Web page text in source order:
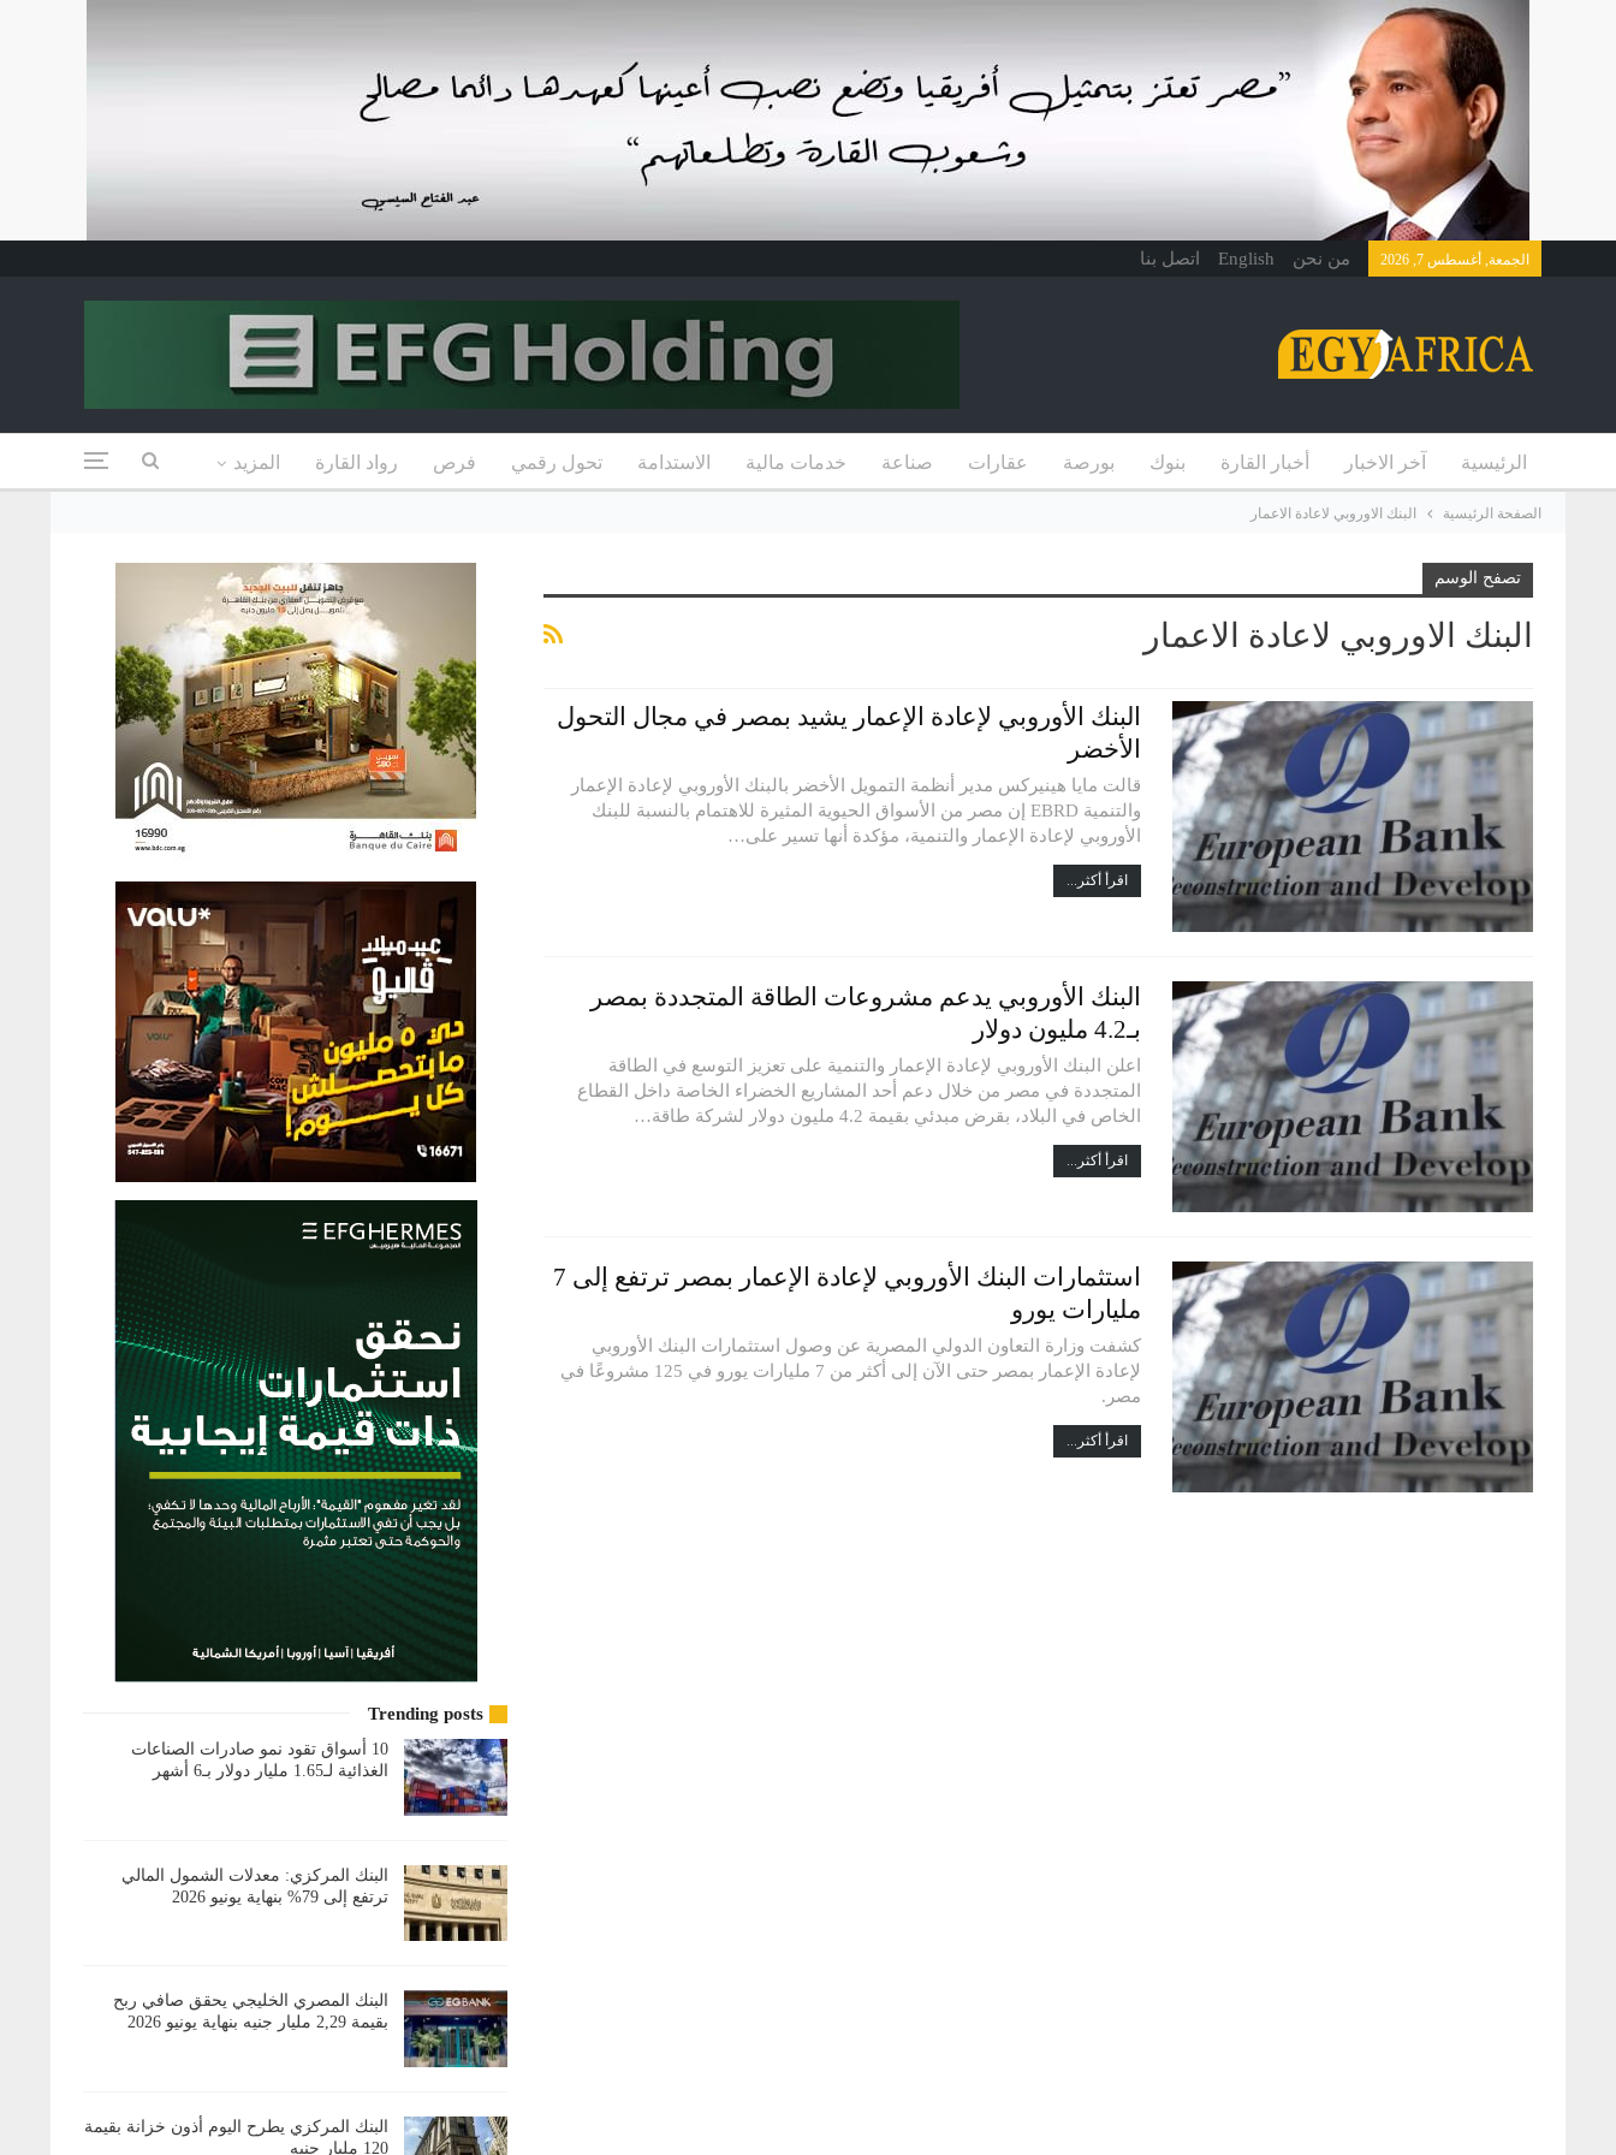
الجمعة, أغسطس 7, 2026 من نحن English اتصل بنا
الرئيسية آخر الاخبار أخبار القارة بنوك بورصة عقارات صناعة خدمات مالية الاستدامة تحول رقمي فرص رواد القارة المزيد
الصفحة الرئيسية البنك الاوروبي لاعادة الاعمار
تصفح الوسم
البنك الاوروبي لاعادة الاعمار
البنك الأوروبي لإعادة الإعمار يشيد بمصر في مجال التحول
الأخضر
قالت مايا هينيركس مدير أنظمة التمويل الأخضر بالبنك الأوروبي لإعادة الإعمار
والتنمية EBRD إن مصر من الأسواق الحيوية المثيرة للاهتمام بالنسبة للبنك
الأوروبي لإعادة الإعمار والتنمية، مؤكدة أنها تسير على…
اقرأ أكثر...
البنك الأوروبي يدعم مشروعات الطاقة المتجددة بمصر
بـ4.2 مليون دولار
اعلن البنك الأوروبي لإعادة الإعمار والتنمية على تعزيز التوسع في الطاقة
المتجددة في مصر من خلال دعم أحد المشاريع الخضراء الخاصة داخل القطاع
الخاص في البلاد، بقرض مبدئي بقيمة 4.2 مليون دولار لشركة طاقة…
اقرأ أكثر...
استثمارات البنك الأوروبي لإعادة الإعمار بمصر ترتفع إلى 7
مليارات يورو
كشفت وزارة التعاون الدولي المصرية عن وصول استثمارات البنك الأوروبي
لإعادة الإعمار بمصر حتى الآن إلى أكثر من 7 مليارات يورو في 125 مشروعًا في
مصر.
اقرأ أكثر...
Trending posts
10 أسواق تقود نمو صادرات الصناعات
الغذائية لـ1.65 مليار دولار بـ6 أشهر
البنك المركزي: معدلات الشمول المالي
ترتفع إلى 79% بنهاية يونيو 2026
البنك المصري الخليجي يحقق صافي ربح
بقيمة 2,29 مليار جنيه بنهاية يونيو 2026
البنك المركزي يطرح اليوم أذون خزانة بقيمة
120 مليار جنيه